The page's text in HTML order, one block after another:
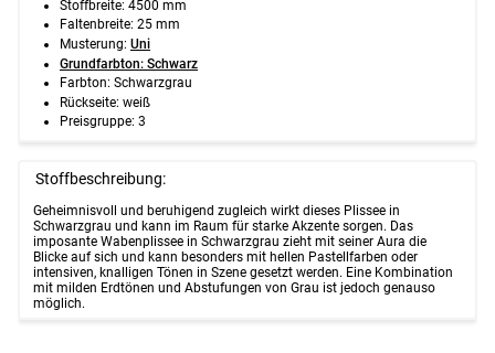
Stoffbreite: 4500 mm
Faltenbreite: 25 mm
Musterung: Uni
Grundfarbton: Schwarz
Farbton: Schwarzgrau
Rückseite: weiß
Preisgruppe: 3
Stoffbeschreibung:
Geheimnisvoll und beruhigend zugleich wirkt dieses Plissee in
Schwarzgrau und kann im Raum für starke Akzente sorgen. Das
imposante Wabenplissee in Schwarzgrau zieht mit seiner Aura die
Blicke auf sich und kann besonders mit hellen Pastellfarben oder
intensiven, knalligen Tönen in Szene gesetzt werden. Eine Kombination
mit milden Erdtönen und Abstufungen von Grau ist jedoch genauso
möglich.